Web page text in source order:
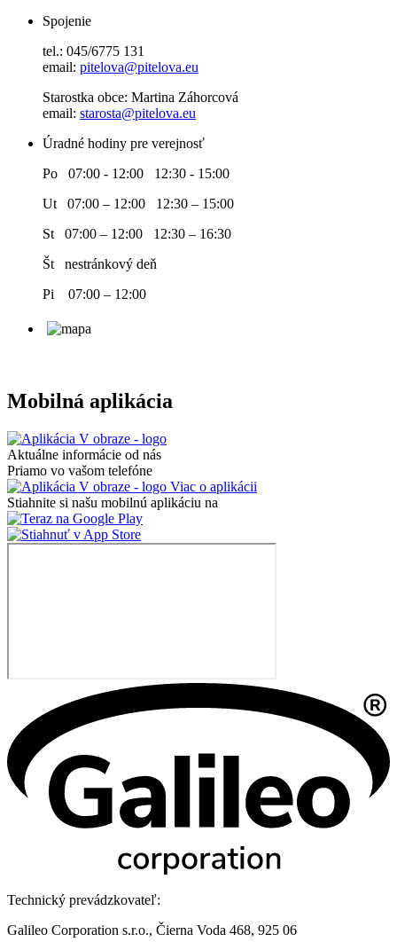
Spojenie
tel.: 045/6775 131
email: pitelova@pitelova.eu
Starostka obce: Martina Záhorcová
email: starosta@pitelova.eu
Úradné hodiny pre verejnosť
Po 07:00 - 12:00 12:30 - 15:00
Ut 07:00 – 12:00 12:30 – 15:00
St 07:00 – 12:00 12:30 – 16:30
Št nestránkový deň
Pi 07:00 – 12:00
Mobilná aplikácia
Aktuálne informácie od nás
Priamo vo vašom telefóne
Viac o aplikácii
Stiahnite si našu mobilnú aplikáciu na
Technický prevádzkovateľ:
Galileo Corporation s.r.o., Čierna Voda 468, 925 06